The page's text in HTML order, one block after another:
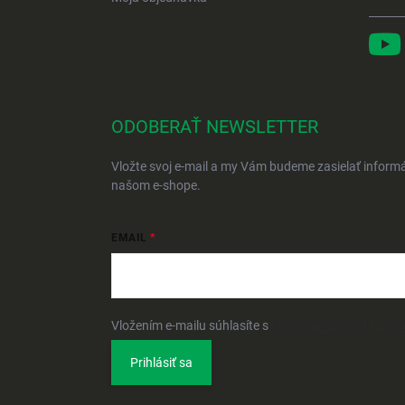
ODOBERAŤ NEWSLETTER
Vložte svoj e-mail a my Vám budeme zasielať
našom e-shope.
EMAIL
Vložením e-mailu súhlasíte s
Prihlásiť sa